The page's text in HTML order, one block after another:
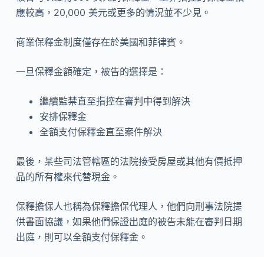
應較高，20,000 美元或更多的情況並不少見。
商業保釋金制度僅存在於美國和菲律賓。
一旦保釋金額確定，被告的選擇是：
繼續監禁直至指控在審判中得到解決
安排保釋金
全額支付保釋金直至案件解決
最後，某些司法管轄區的法院接受房屋或其他有價抵押
品的所有權來代替現金。
保釋擔保人也稱為保釋擔保代理人，他們向刑事法院提
供書面協議，如果他們保證出庭的被告未能在審判日期
出庭，則可以全額支付保釋金。